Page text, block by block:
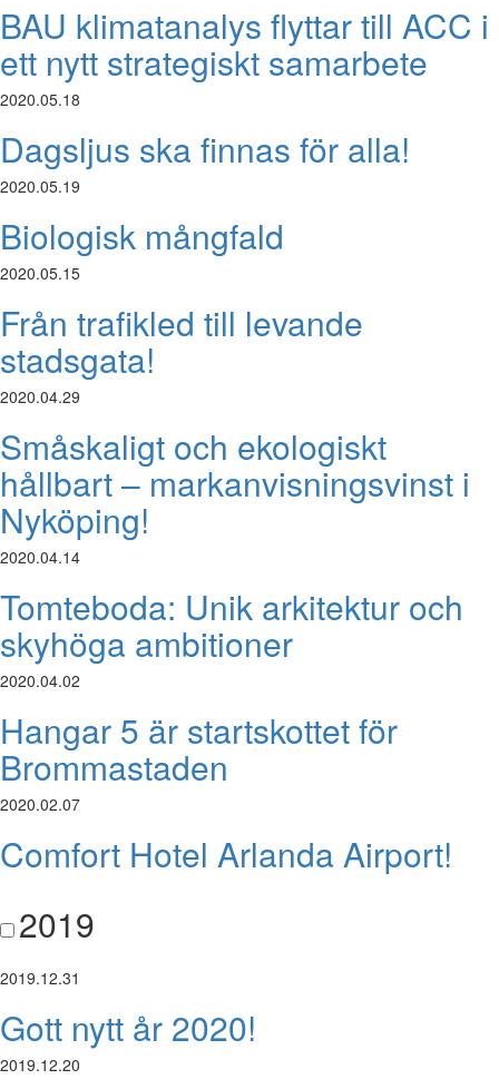
BAU klimatanalys flyttar till ACC i
ett nytt strategiskt samarbete
2020.05.18
Dagsljus ska finnas för alla!
2020.05.19
Biologisk mångfald
2020.05.15
Från trafikled till levande
stadsgata!
2020.04.29
Småskaligt och ekologiskt
hållbart – markanvisningsvinst i
Nyköping!
2020.04.14
Tomteboda: Unik arkitektur och
skyhöga ambitioner
2020.04.02
Hangar 5 är startskottet för
Brommastaden
2020.02.07
Comfort Hotel Arlanda Airport!
2019
2019.12.31
Gott nytt år 2020!
2019.12.20